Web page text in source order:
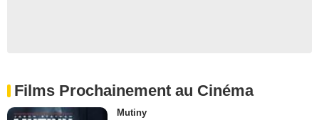
Films Prochainement au Cinéma
Mutiny